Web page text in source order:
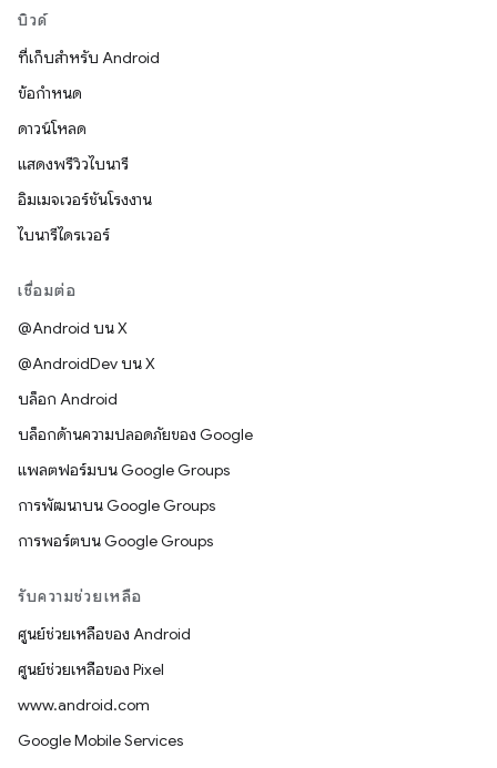
บิวด์
ที่เก็บสำหรับ Android
ข้อกำหนด
ดาวน์โหลด
แสดงพรีวิวไบนารี
อิมเมจเวอร์ชันโรงงาน
ไบนารีไดรเวอร์
เชื่อมต่อ
@Android บน X
@AndroidDev บน X
บล็อก Android
บล็อกด้านความปลอดภัยของ Google
แพลตฟอร์มบน Google Groups
การพัฒนาบน Google Groups
การพอร์ตบน Google Groups
รับความช่วยเหลือ
ศูนย์ช่วยเหลือของ Android
ศูนย์ช่วยเหลือของ Pixel
www.android.com
Google Mobile Services